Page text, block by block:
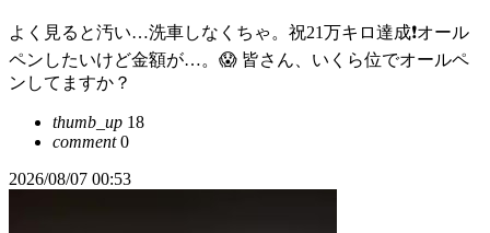
よく見ると汚い…洗車しなくちゃ。祝21万キロ達成❗️オール
ペンしたいけど金額が…。😱 皆さん、いくら位でオールペ
ンしてますか？
thumb_up 18
comment0
2026/08/07 00:53